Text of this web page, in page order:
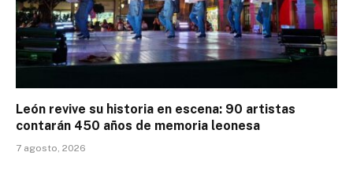
León revive su historia en escena: 90 artistas
contarán 450 años de memoria leonesa
7 agosto, 2026